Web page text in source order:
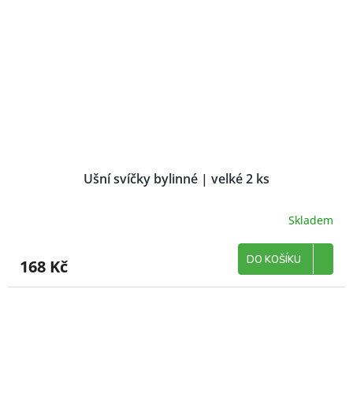
Ušní svíčky bylinné | velké 2 ks
Skladem
168 Kč DO KOŠÍKU